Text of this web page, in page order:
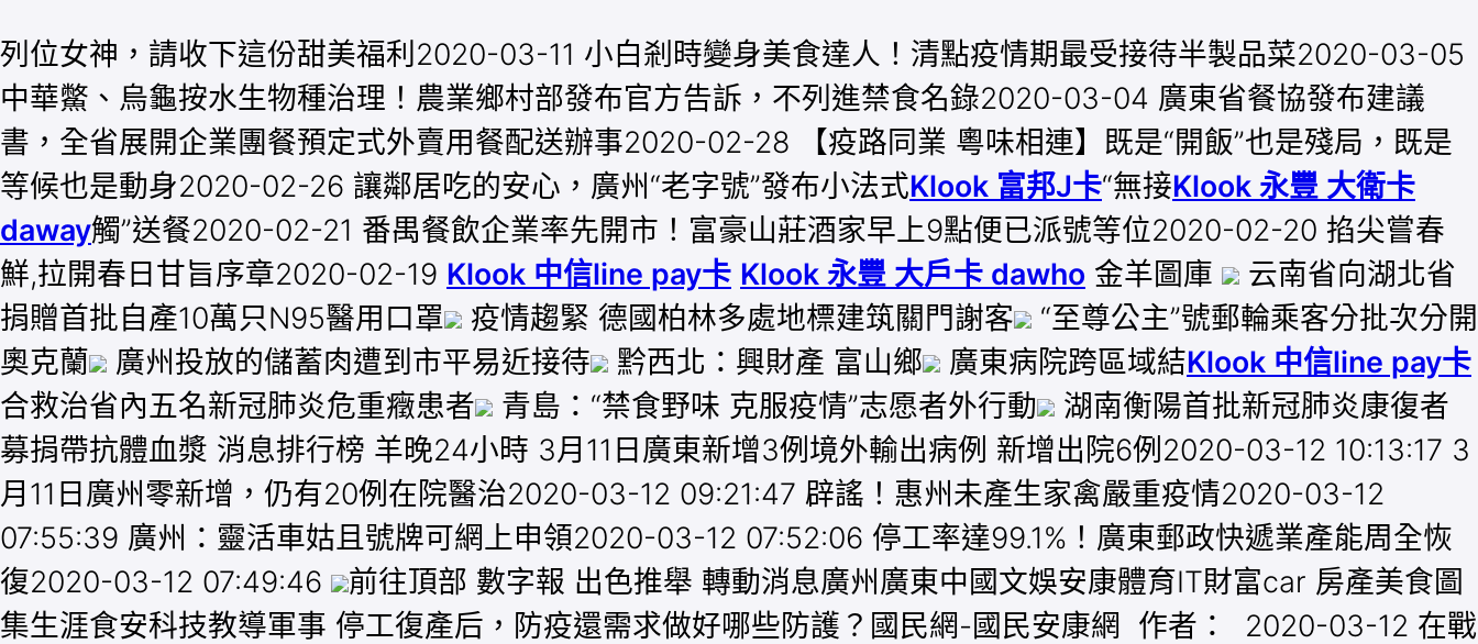
列位女神，請收下這份甜美福利2020-03-11 小白剎時變身美食達人！清點疫情期最受接待半製品菜2020-03-05
中華鱉、烏龜按水生物種治理！農業鄉村部發布官方告訴，不列進禁食名錄2020-03-04 廣東省餐協發布建議
書，全省展開企業團餐預定式外賣用餐配送辦事2020-02-28 【疫路同業 粵味相連】既是“開飯”也是殘局，既是
等候也是動身2020-02-26 讓鄰居吃的安心，廣州“老字號”發布小法式Klook 富邦J卡“無接Klook 永豐 大衛卡
daway觸”送餐2020-02-21 番禺餐飲企業率先開市！富豪山莊酒家早上9點便已派號等位2020-02-20 掐尖嘗春
鮮,拉開春日甘旨序章2020-02-19 Klook 中信line pay卡 Klook 永豐 大戶卡 dawho 金羊圖庫
云南省向湖北省
捐贈首批自產10萬只N95醫用口罩
疫情趨緊 德國柏林多處地標建筑關門謝客
“至尊公主”號郵輪乘客分批次分開
奧克蘭
廣州投放的儲蓄肉遭到市平易近接待 黔西北：興財產 富山鄉 廣東病院跨區域結Klook 中信line pay卡
合救治省內五名新冠肺炎危重癥患者
青島：“禁食野味 克服疫情”志愿者外行動
湖南衡陽首批新冠肺炎康復者
募捐帶抗體血漿 消息排行榜 羊晚24小時 3月11日廣東新增3例境外輸出病例 新增出院6例2020-03-12 10:13:17 3
月11日廣州零新增，仍有20例在院醫治2020-03-12 09:21:47 辟謠！惠州未產生家禽嚴重疫情2020-03-12
07:55:39 廣州：靈活車姑且號牌可網上申領2020-03-12 07:52:06 停工率達99.1%！廣東郵政快遞業產能周全恢
復2020-03-12 07:49:46
前往頂部 數字報 出色推舉 轉動消息廣州廣東中國文娛安康體育IT財富car 房產美食圖
集生涯食安科技教導軍事 停工復產后，防疫還需求做好哪些防護？國民網-國民安康網 作者： 2020-03-12 在戰